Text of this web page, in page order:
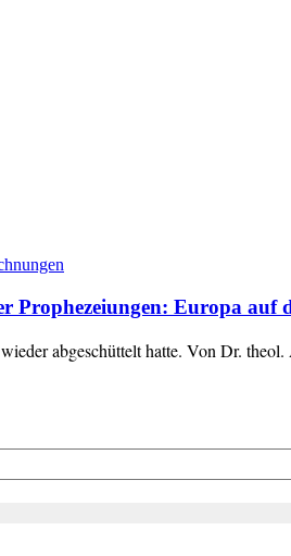
Prophezeiungen: Europa auf
abgeschüttelt hatte. Von Dr.